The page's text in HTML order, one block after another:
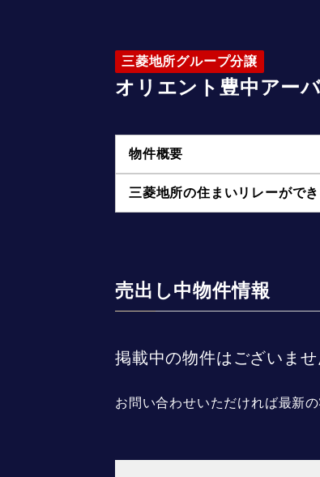
三菱地所グループ分譲
オリエント豊中アー
物件概要
三菱地所の住まいリレーがで
売出し中物件情報
掲載中の物件はございませ
お問い合わせいただければ最新